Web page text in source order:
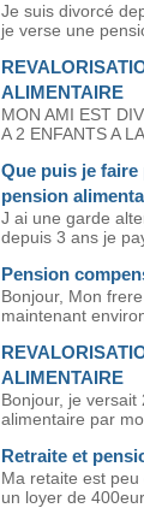
Je suis divorcé
je verse une
ALIMENTAIRE
MON AMI EST
A 2 ENFANTS A
Que puis je
pension
J ai une garde
depuis 3 ans je
Pension
Bonjour, Mon
maintenant
ALIMENTAIRE
Bonjour, je
alimentaire par
Retraite et
Ma retaite est
un loyer de